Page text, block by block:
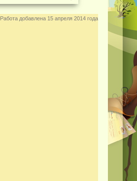
Работа добавлена 15 апреля 2014 года